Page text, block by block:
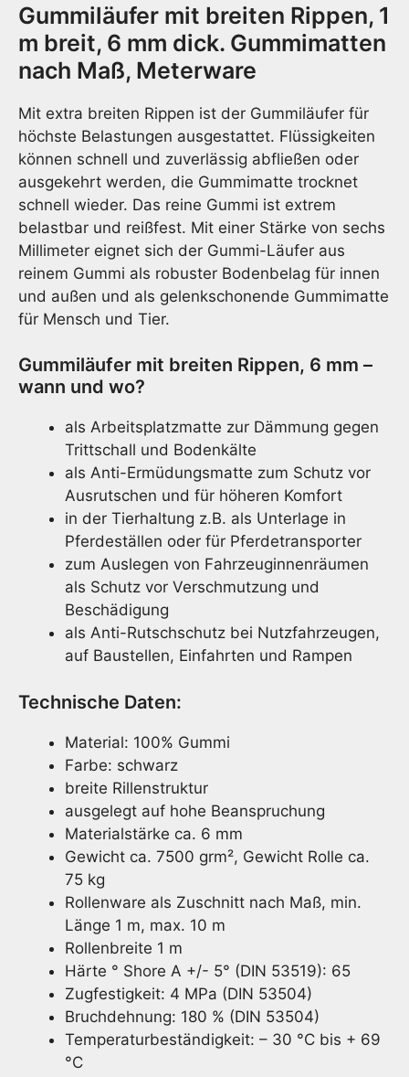
dick
Gummiläufer mit breiten Rippen, 1
m breit, 6 mm dick. Gummimatten
nach Maß, Meterware
Mit extra breiten Rippen ist der Gummiläufer für
höchste Belastungen ausgestattet. Flüssigkeiten
können schnell und zuverlässig abfließen oder
ausgekehrt werden, die Gummimatte trocknet
schnell wieder. Das reine Gummi ist extrem
belastbar und reißfest. Mit einer Stärke von sechs
Millimeter eignet sich der Gummi-Läufer aus
reinem Gummi als robuster Bodenbelag für innen
und außen und als gelenkschonende Gummimatte
für Mensch und Tier.
Gummiläufer mit breiten Rippen, 6 mm –
wann und wo?
als Arbeitsplatzmatte zur Dämmung gegen
Trittschall und Bodenkälte
als Anti-Ermüdungsmatte zum Schutz vor
Ausrutschen und für höheren Komfort
in der Tierhaltung z.B. als Unterlage in
Pferdeställen oder für Pferdetransporter
zum Auslegen von Fahrzeuginnenräumen
als Schutz vor Verschmutzung und
Beschädigung
als Anti-Rutschschutz bei Nutzfahrzeugen,
auf Baustellen, Einfahrten und Rampen
Technische Daten:
Material: 100% Gummi
Farbe: schwarz
breite Rillenstruktur
ausgelegt auf hohe Beanspruchung
Materialstärke ca. 6 mm
Gewicht ca. 7500 grm², Gewicht Rolle ca.
75 kg
Rollenware als Zuschnitt nach Maß, min.
Länge 1 m, max. 10 m
Rollenbreite 1 m
Härte ° Shore A +/- 5° (DIN 53519): 65
Zugfestigkeit: 4 MPa (DIN 53504)
Bruchdehnung: 180 % (DIN 53504)
Temperaturbeständigkeit: – 30 °C bis + 69
°C